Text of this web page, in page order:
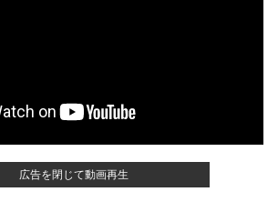
広告を閉じて動画再生